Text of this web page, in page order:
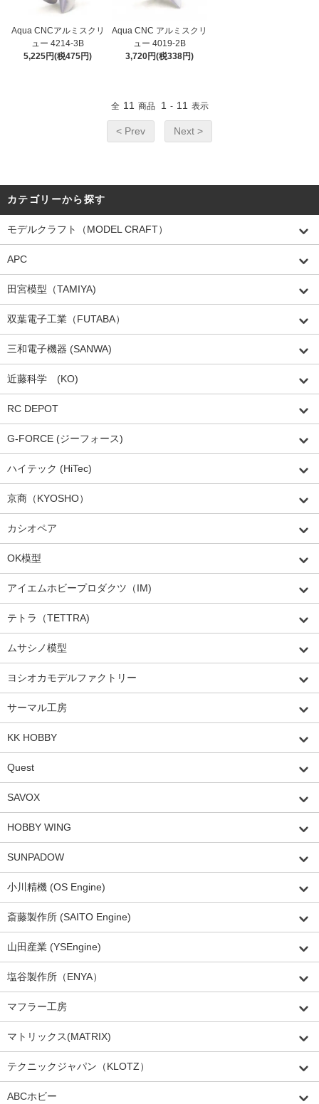
Aqua CNCアルミスクリ
ュー 4214-3B
5,225円(税475円)
Aqua CNC アルミスクリ
ュー 4019-2B
3,720円(税338円)
全 11 商品 1 - 11 表示
< Prev Next >
カテゴリーから探す
モデルクラフト（MODEL CRAFT）
APC
田宮模型（TAMIYA)
双葉電子工業（FUTABA）
三和電子機器 (SANWA)
近藤科学 (KO)
RC DEPOT
G-FORCE (ジーフォース)
ハイテック (HiTec)
京商（KYOSHO）
カシオペア
OK模型
アイエムホビープロダクツ（IM)
テトラ（TETTRA)
ムサシノ模型
ヨシオカモデルファクトリー
サーマル工房
KK HOBBY
Quest
SAVOX
HOBBY WING
SUNPADOW
小川精機 (OS Engine)
斎藤製作所 (SAITO Engine)
山田産業 (YSEngine)
塩谷製作所（ENYA）
マフラー工房
マトリックス(MATRIX)
テクニックジャパン（KLOTZ）
ABCホビー